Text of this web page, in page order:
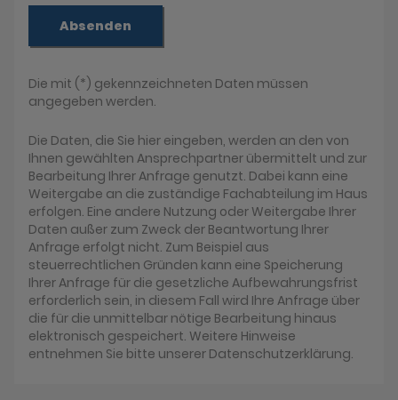
Absenden
Die mit (*) gekennzeichneten Daten müssen
angegeben werden.
Die Daten, die Sie hier eingeben, werden an den von
Ihnen gewählten Ansprechpartner übermittelt und zur
Bearbeitung Ihrer Anfrage genutzt. Dabei kann eine
Weitergabe an die zuständige Fachabteilung im Haus
erfolgen. Eine andere Nutzung oder Weitergabe Ihrer
Daten außer zum Zweck der Beantwortung Ihrer
Anfrage erfolgt nicht. Zum Beispiel aus
steuerrechtlichen Gründen kann eine Speicherung
Ihrer Anfrage für die gesetzliche Aufbewahrungsfrist
erforderlich sein, in diesem Fall wird Ihre Anfrage über
die für die unmittelbar nötige Bearbeitung hinaus
elektronisch gespeichert. Weitere Hinweise
entnehmen Sie bitte unserer Datenschutzerklärung.